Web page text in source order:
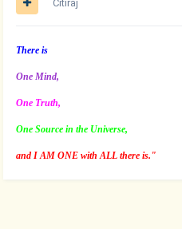
Citiraj
There is
One Mind,
One Truth,
One Source in the Universe,
and I AM ONE with ALL there is."